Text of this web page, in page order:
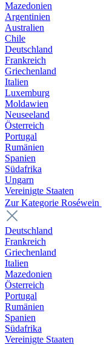
Mazedonien
Argentinien
Australien
Chile
Deutschland
Frankreich
Griechenland
Italien
Luxemburg
Moldawien
Neuseeland
Österreich
Portugal
Rumänien
Spanien
Südafrika
Ungarn
Vereinigte Staaten
Zur Kategorie Roséwein
Deutschland
Frankreich
Griechenland
Italien
Mazedonien
Österreich
Portugal
Rumänien
Spanien
Südafrika
Vereinigte Staaten